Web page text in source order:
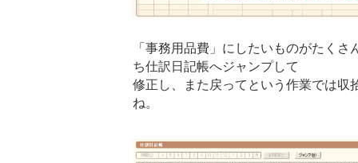
「事務用品費」にしたいものがたくさ
ち仕訳日記帳へジャンプして
修正し、また戻ってという作業では収
ね。